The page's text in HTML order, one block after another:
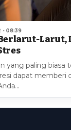
- 08:39
Larut,
yang paling biasa
dapat memberi